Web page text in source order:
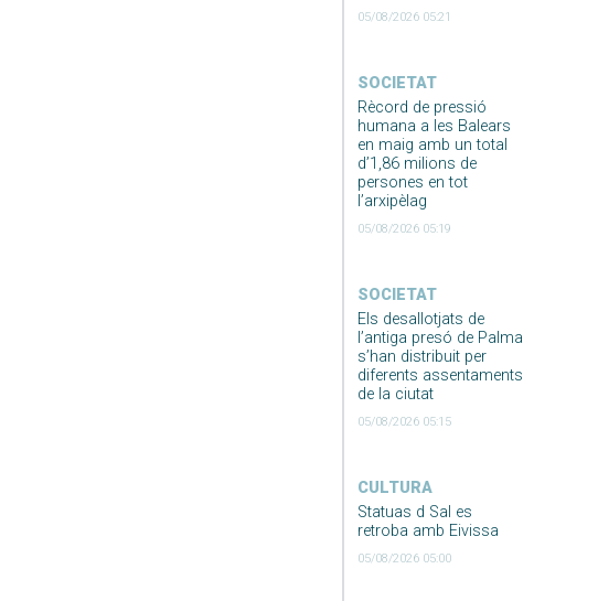
05/08/2026 05:21
SOCIETAT
Rècord de pressió
humana a les Balears
en maig amb un total
d’1,86 milions de
persones en tot
l’arxipèlag
05/08/2026 05:19
SOCIETAT
Els desallotjats de
l’antiga presó de Palma
s’han distribuit per
diferents assentaments
de la ciutat
05/08/2026 05:15
CULTURA
Statuas d Sal es
retroba amb Eivissa
05/08/2026 05:00